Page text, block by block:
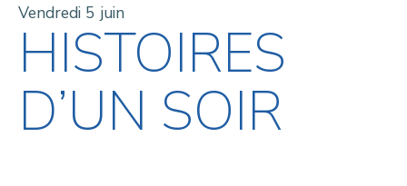
Vendredi 5 juin
HISTOIRES
D’UN SOIR